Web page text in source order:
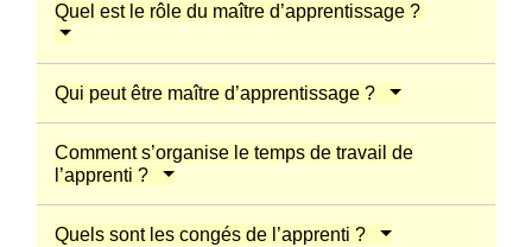
Quel est le rôle du maître d’apprentissage ?
Qui peut être maître d’apprentissage ?
Comment s’organise le temps de travail de
l’apprenti ?
Quels sont les congés de l’apprenti ?